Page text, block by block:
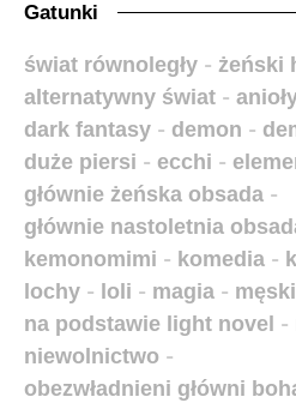
Gatunki
świat równoległy - żeński
alternatywny świat -
dark fantasy - demon -
duże piersi - ecchi -
głównie żeńska obsada -
głównie nastoletnia
kemonomimi - komedia -
lochy - loli - magia -
na podstawie light novel -
niewolnictwo -
obezwładnieni główni